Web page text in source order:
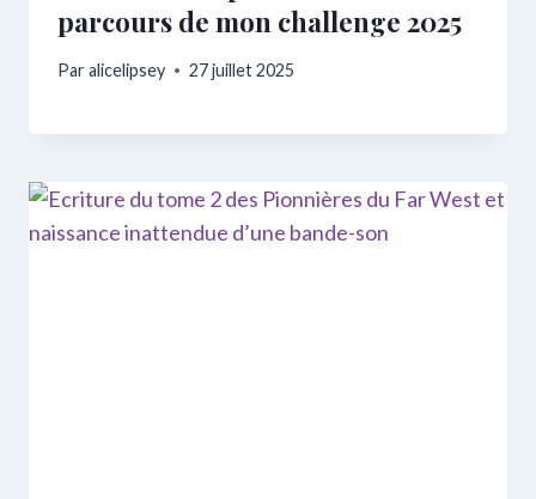
parcours de mon challenge 2025
Paralicelipsey 27 juillet 2025